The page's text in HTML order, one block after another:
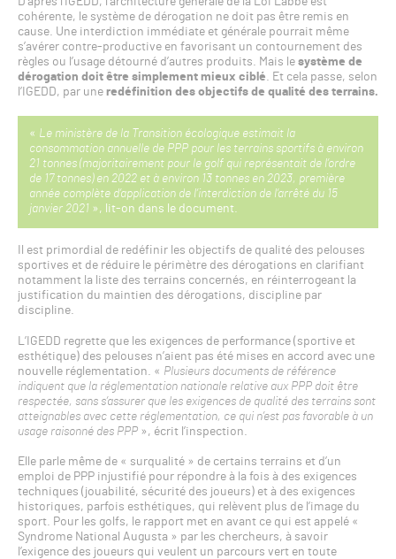
cohérente, le système de dérogation ne doit pas être remis en
cause. Une interdiction immédiate et générale pourrait même
s’avérer contre-productive en favorisant un contournement des
règles ou l’usage détourné d’autres produits. Mais le système de
dérogation doit être simplement mieux ciblé. Et cela passe, selon
l’IGEDD, par une redéfinition des objectifs de qualité des terrains.
« Le ministère de la Transition écologique estimait la
consommation annuelle de PPP pour les terrains sportifs à environ
21 tonnes (majoritairement pour le golf qui représentait de l’ordre
de 17 tonnes) en 2022 et à environ 13 tonnes en 2023, première
année complète d’application de l’interdiction de l’arrêté du 15
janvier 2021 », lit-on dans le document.
Il est primordial de redéfinir les objectifs de qualité des pelouses
sportives et de réduire le périmètre des dérogations en clarifiant
notamment la liste des terrains concernés, en réinterrogeant la
justification du maintien des dérogations, discipline par
discipline.
L’IGEDD regrette que les exigences de performance (sportive et
esthétique) des pelouses n’aient pas été mises en accord avec une
nouvelle réglementation. « Plusieurs documents de référence
indiquent que la réglementation nationale relative aux PPP doit être
respectée, sans s’assurer que les exigences de qualité des terrains sont
atteignables avec cette réglementation, ce qui n’est pas favorable à un
usage raisonné des PPP», écrit l’inspection.
Elle parle même de « surqualité » de certains terrains et d’un
emploi de PPP injustifié pour répondre à la fois à des exigences
techniques (jouabilité, sécurité des joueurs) et à des exigences
historiques, parfois esthétiques, qui relèvent plus de l’image du
sport. Pour les golfs, le rapport met en avant ce qui est appelé «
Syndrome National Augusta » par les chercheurs, à savoir
l’exigence des joueurs qui veulent un parcours vert en toute